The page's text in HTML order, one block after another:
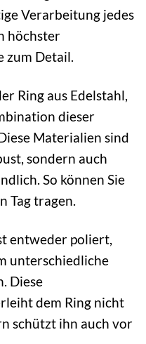
Verarbeitung jedes
höchster
zum Detail.
Ring aus Edelstahl,
dieser
Materialien sind
sondern auch
So können Sie
Tag tragen.
entweder poliert,
unterschiedliche
Diese
dem Ring nicht
schützt ihn auch vor